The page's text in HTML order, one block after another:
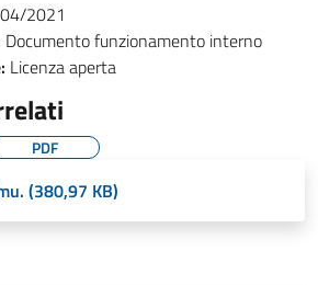
2021
Documento funzionamento interno
Licenza aperta
PDF
(380,97 KB)